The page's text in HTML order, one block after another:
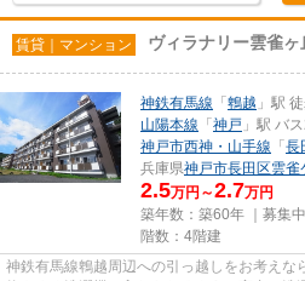
賃貸｜マンション ヴィラナリー雲雀ヶ
神鉄有馬線 「 鵯越 」駅
山陽本線 「 神戸 」駅 バ
神戸市西神・山手線 「 長
兵庫県神戸市長田区雲雀
2.5万円～2.7万円
築年数：築60年 ｜募集中
階数：4階建
神鉄有馬線鵯越周辺への引っ越しをお考えな